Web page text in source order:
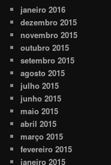
janeiro 2016
dezembro 2015
novembro 2015
outubro 2015
setembro 2015
agosto 2015
julho 2015
junho 2015
maio 2015
abril 2015
março 2015
fevereiro 2015
janeiro 2015